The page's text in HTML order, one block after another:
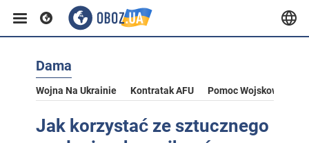
Dama
Wojna Na Ukrainie Kontratak AFU Pomoc Wojskowa Dla
Jak korzystać ze sztucznego